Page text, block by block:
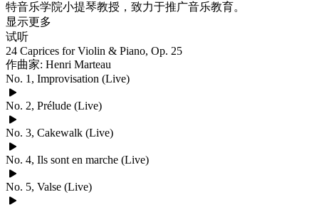
特音乐学院小提琴教授，致力于推广音乐教育。
显示更多
试听
24 Caprices for Violin & Piano, Op. 25
作曲家: Henri Marteau
No. 1, Improvisation (Live)
No. 2, Prélude (Live)
No. 3, Cakewalk (Live)
No. 4, Ils sont en marche (Live)
No. 5, Valse (Live)